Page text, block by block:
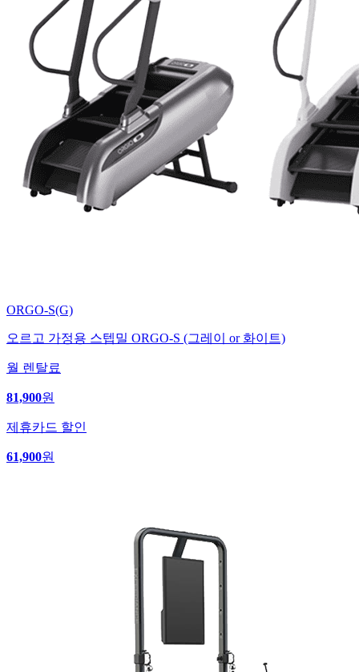
ORGO-S(G)
오르고 가정용 스텝밀 ORGO-S (그레이 or 화이트)
월 렌탈료
81,900원
제휴카드 할인
61,900원